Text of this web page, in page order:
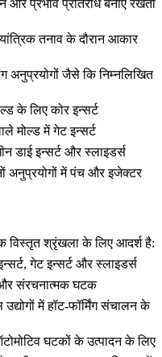
और प्रभाव प्रतिरोध बनाए रखता
तनाव के दौरान आकार
अनुप्रयोगों जैसे कि निम्नलिखित
के लिएकोर इन्सर्ट
मोल्ड मेंगेट इन्सर्ट
डाई इन्सर्टऔरस्लाइडर्स
अनुप्रयोगों मेंपंच और इजेक्टर
विस्तृत श्रृंखला के लिए आदर्श है:
गेट इन्सर्ट और स्लाइडर्स
संरचनात्मक घटक
में हॉट-फॉर्मिंग संचालन के
घटकों के उत्पादन के लिए